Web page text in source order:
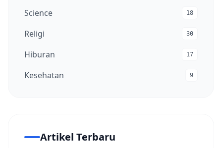
Science 18
Religi 30
Hiburan 17
Kesehatan 9
Artikel Terbaru